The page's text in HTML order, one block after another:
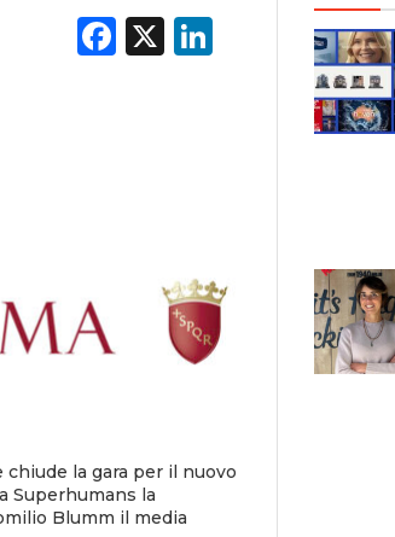
Facebook
X LinkedIn
chiude la gara per il nuovo
Superhumans la
Blumm il media